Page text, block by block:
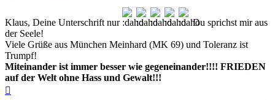
Klaus, Deine Unterschrift nur
Du sprichst mir aus
der Seele!
Viele Grüße aus München Meinhard (MK 69) und Toleranz ist
Trumpf!
Miteinander ist immer besser wie gegeneinander!!!! FRIEDEN
auf der Welt ohne Hass und Gewalt!!!